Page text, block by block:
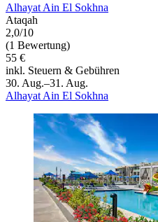
Alhayat Ain El Sokhna
Ataqah
2,0/10
(1 Bewertung)
55 €
inkl. Steuern & Gebühren
30. Aug.–31. Aug.
Alhayat Ain El Sokhna